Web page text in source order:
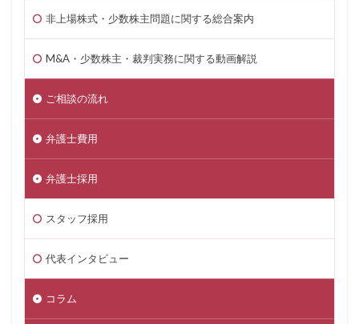
非上場株式・少数株主問題に関する総合案内
M&A・少数株主・裁判実務に関する動画解説
ご相談の流れ
弁護士費用
弁護士採用
スタッフ採用
代表インタビュー
コラム